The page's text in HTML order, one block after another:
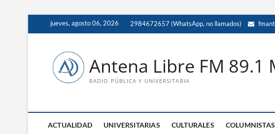
jueves, agosto 06, 2026 2984672657 (WhatsApp, no llamados)
Antena Libre FM 89.1
RADIO PÚBLICA Y UNIVERSITARIA
ACTUALIDAD UNIVERSITARIAS CULTURALES COLUMNISTAS